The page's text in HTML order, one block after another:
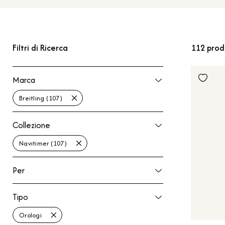
Filtri di Ricerca
Marca
Breitling (107)
Marca
Collezione
Navitimer (107)
Collezione
Per
Per
Tipo
Orologi
Tipo
112